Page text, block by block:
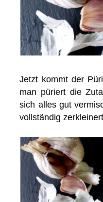
Jetzt kommt der
man püriert die
sich alles gut
vollständig